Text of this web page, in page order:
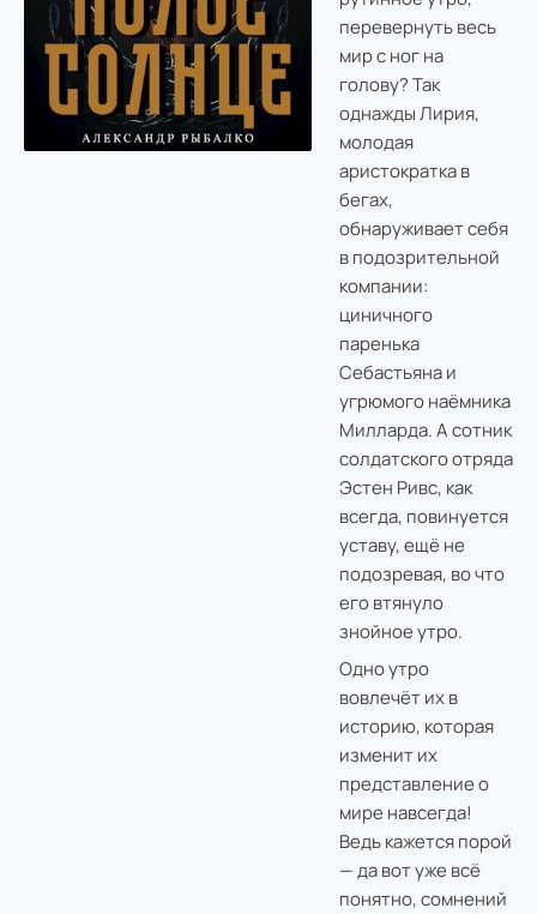
перевернуть весь
мир с ног на
голову? Так
однажды Лирия,
молодая
аристократка в
бегах,
обнаруживает себя
в подозрительной
компании:
циничного
паренька
Себастьяна и
угрюмого наёмника
Милларда. А сотник
солдатского отряда
Эстен Ривс, как
всегда, повинуется
уставу, ещё не
подозревая, во что
его втянуло
знойное утро.
Одно утро
вовлечёт их в
историю, которая
изменит их
представление о
мире навсегда!
Ведь кажется порой
— да вот уже всё
понятно, сомнений